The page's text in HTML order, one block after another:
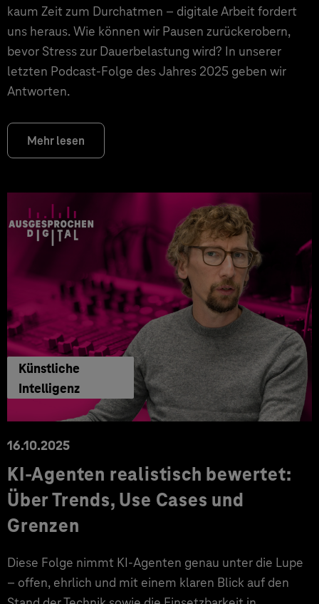
kaum Zeit zum Durchatmen – digitale Arbeit fordert
uns heraus. Wie können wir Pausen zurückerobern,
bevor Stress zur Dauerbelastung wird? In unserer
letzten Podcast-Folge des Jahres 2025 geben wir
Antworten.
Mehr lesen
Künstliche
Intelligenz
16.10.2025
KI-Agenten realistisch bewertet:
Über Trends, Use Cases und
Grenzen
Diese Folge nimmt KI-Agenten genau unter die Lupe
– offen, ehrlich und mit einem klaren Blick auf den